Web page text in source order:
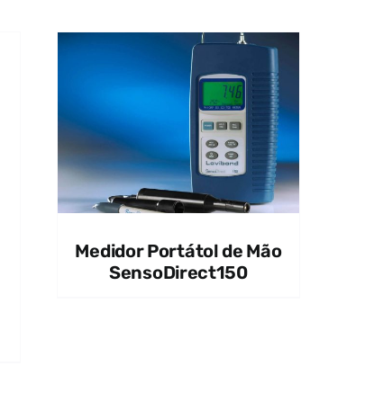
Medidor Portátol de Mão
SensoDirect150